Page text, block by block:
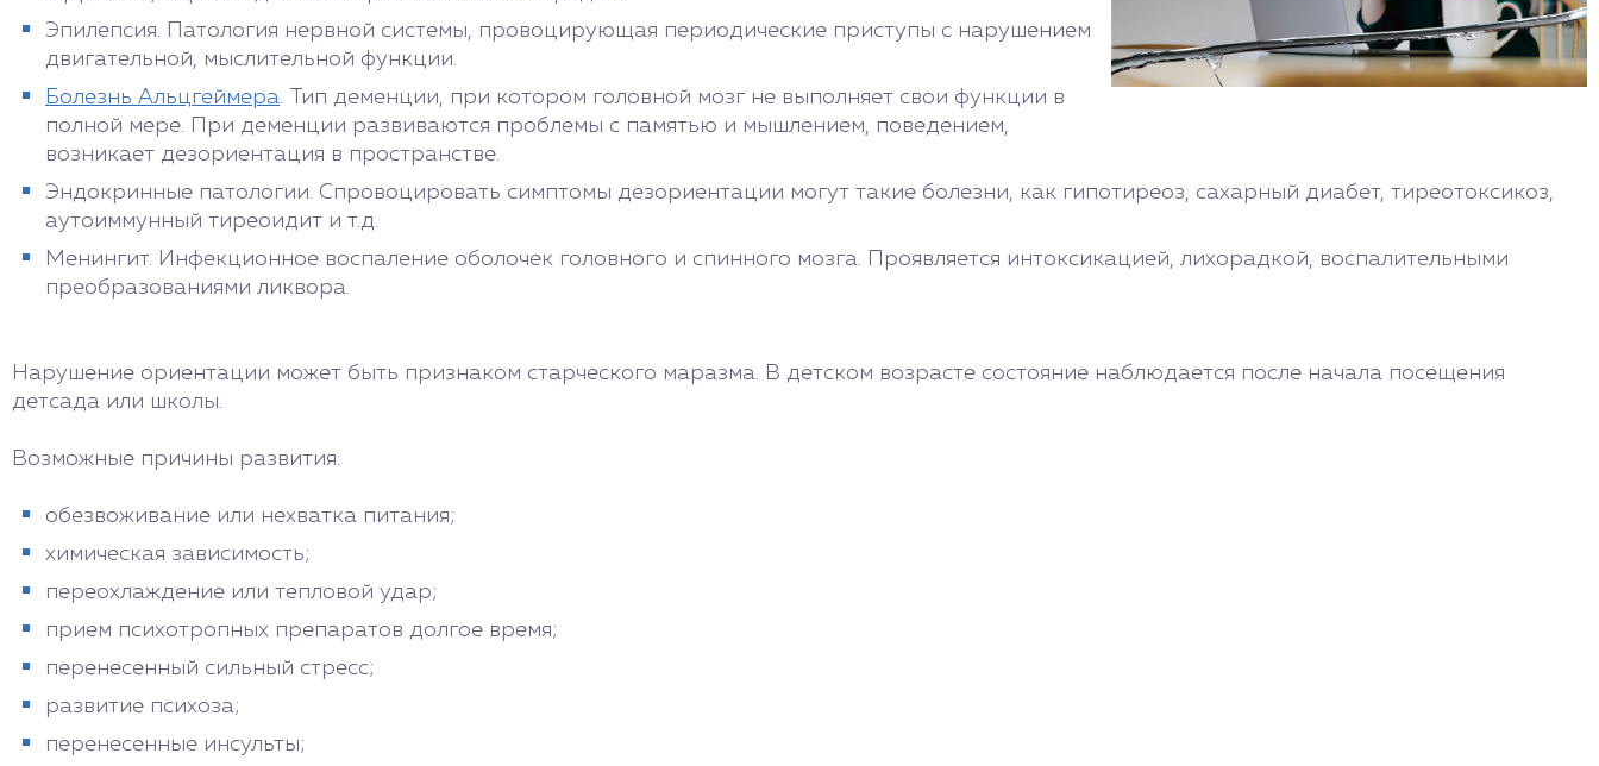
Эпилепсия. Патология нервной системы, провоцирующая периодические приступы с нарушением
двигательной, мыслительной функции.
Болезнь Альцгеймера. Тип деменции, при котором головной мозг не выполняет свои функции в
полной мере. При деменции развиваются проблемы с памятью и мышлением, поведением,
возникает дезориентация в пространстве.
Эндокринные патологии. Спровоцировать симптомы дезориентации могут такие болезни, как гипотиреоз, сахарный диабет, тиреотоксикоз,
аутоиммунный тиреоидит и т.д.
Менингит. Инфекционное воспаление оболочек головного и спинного мозга. Проявляется интоксикацией, лихорадкой, воспалительными
преобразованиями ликвора.
Нарушение ориентации может быть признаком старческого маразма. В детском возрасте состояние наблюдается после начала посещения
детсада или школы.
Возможные причины развития:
обезвоживание или нехватка питания;
химическая зависимость;
переохлаждение или тепловой удар;
прием психотропных препаратов долгое время;
перенесенный сильный стресс;
развитие психоза;
перенесенные инсульты;